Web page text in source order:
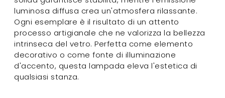
luminosa diffusa crea un'atmosfera rilassante.
Ogni esemplare è il risultato di un attento
processo artigianale che ne valorizza la bellezza
intrinseca del vetro. Perfetta come elemento
decorativo o come fonte di illuminazione
d'accento, questa lampada eleva l'estetica di
qualsiasi stanza.